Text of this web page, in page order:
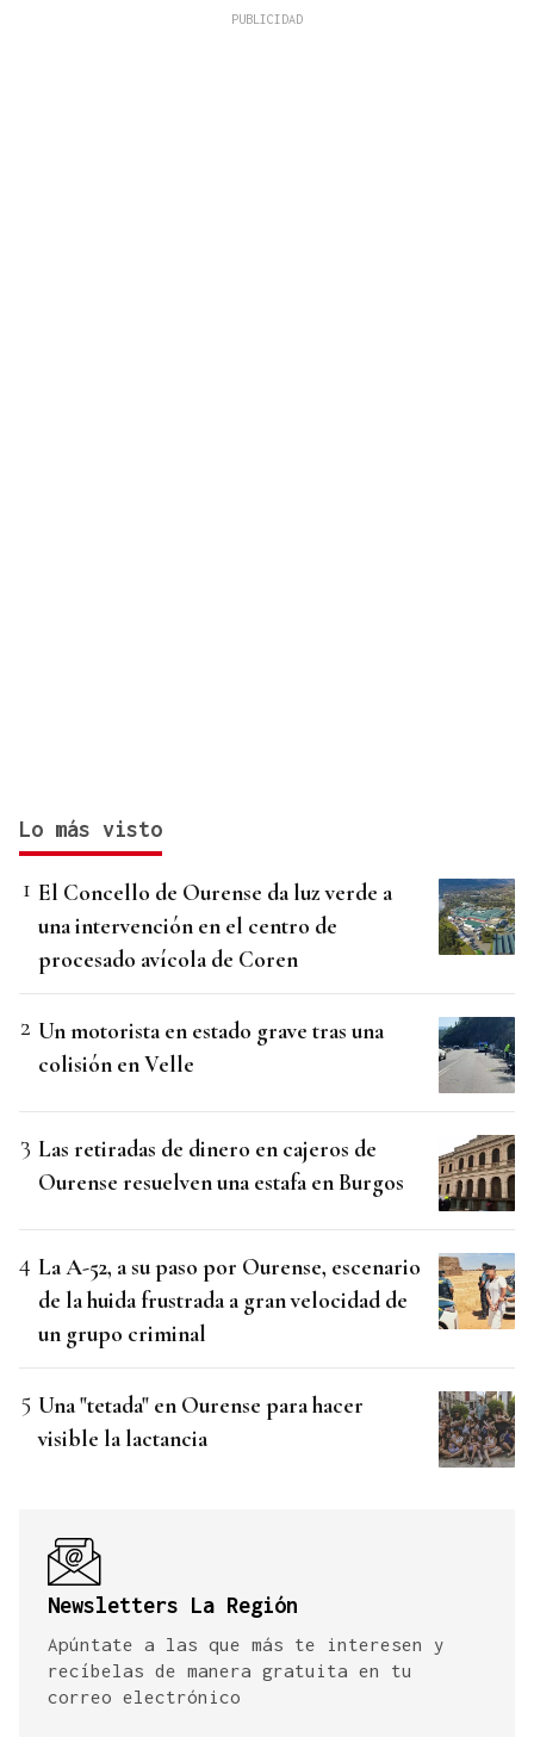
Lo más visto
El Concello de Ourense da luz verde a
una intervención en el centro de
procesado avícola de Coren
Un motorista en estado grave tras una
colisión en Velle
Las retiradas de dinero en cajeros de
Ourense resuelven una estafa en Burgos
La A-52, a su paso por Ourense, escenario
de la huida frustrada a gran velocidad de
un grupo criminal
Una "tetada" en Ourense para hacer
visible la lactancia
Newsletters La Región
Apúntate a las que más te interesen y
recíbelas de manera gratuita en tu
correo electrónico